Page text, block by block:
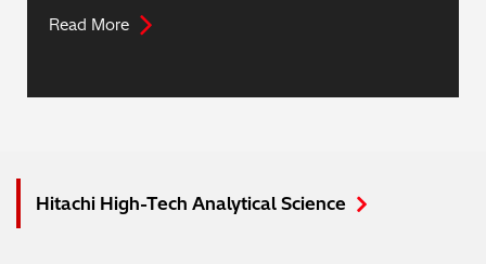
Read More
Hitachi High-Tech Analytical Science